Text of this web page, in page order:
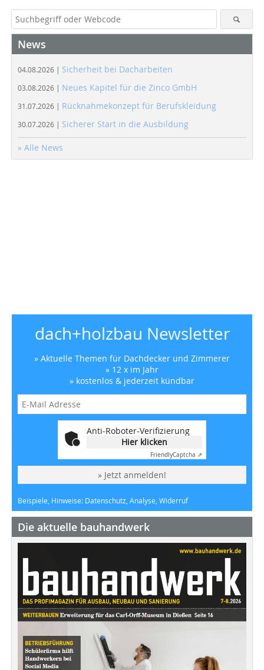
News
04.08.2026 | Sicherheit bei Dacharbeiten
03.08.2026 | Neues Kapitel für die Zinco GmbH
31.07.2026 | Rücknahmekonzept für Berufskleidung
30.07.2026 | Sicherer Start in die Ausbildung
» Alle News
dach+holzbau Newsletter
» Aktuelle Themen für Dachdecker und Zimmerer
» 12 x im Jahr
» kostenlos & jederzeit kündbar
Anti-Roboter-Verifizierung
Hier klicken
FriendlyCaptcha ⇗
» Jetzt anmelden!
Beispiele, Hinweise: Datenschutz, Analyse, Widerruf
Die aktuelle bauhandwerk